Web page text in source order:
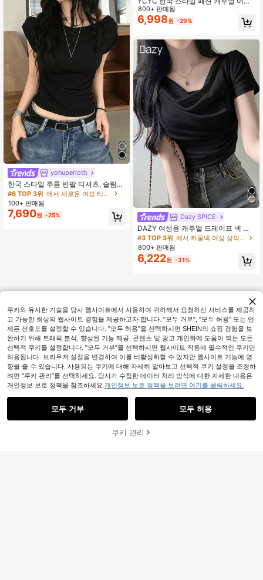
yohuperloth
한국 스타일 주름 반팔 티셔츠, 슬림
핏, 허리 라인 강조, 다용도 탑 캐주얼
블랙
#6 TOP 3위
에서 새로운 여성 티셔츠
100+ 판매됨
7,690원 -25%
디자인 레이스업 반팔 티셔츠 블랙
800+ 판매됨
6,998원 -29%
Dazy SPICE
DAZY 여성용 캐주얼 드레이프 넥 화
이트 티셔츠, 데이트, 결혼식, 휴가에
우아한, 슬림핏 시어 메쉬 반팔 탑, 봄
& 여름
#3 TOP 3위
에서 카울넥 여성 상의, 블라우스 & 티
800+ 판매됨
6,222원 -31%
52% 할인! 장바구니 담기
쿠키와 유사한 기술을 당사 웹사이트에서 사용하여 귀하께서 요청하신 서비스를 제공하
고 가능한 최상의 웹사이트 경험을 제공하고자 합니다. "모두 거부", "모두 허용" 또는 언
제든 선호도를 설정할 수 있습니다. "모두 허용"을 선택하시면 SHEIN의 쇼핑 경험을 보
완하기 위해 트래픽 분석, 향상된 기능 제공, 콘텐츠 및 광고 개인화에 도움이 되는 모든
선택적 쿠키를 설정합니다. "모두 거부"를 선택하시면 웹사이트 작동에 필수적인 쿠키만
허용됩니다. 브라우저 설정을 변경하여 이를 비활성화할 수 있지만 웹사이트 기능에 영
향을 줄 수 있습니다. 사용되는 쿠키에 대해 자세히 알아보고 선택적 쿠키 설정을 조정하
려면 "쿠키 관리"를 선택하세요. 당사가 수집한 데이터 처리 방식에 대한 자세한 내용은
개인정보 보호 정책을 참조하세요. 개인정보 보호 정책을 보려면 여기를 클릭하세요.
모두 거부 모두 허용
쿠키 관리